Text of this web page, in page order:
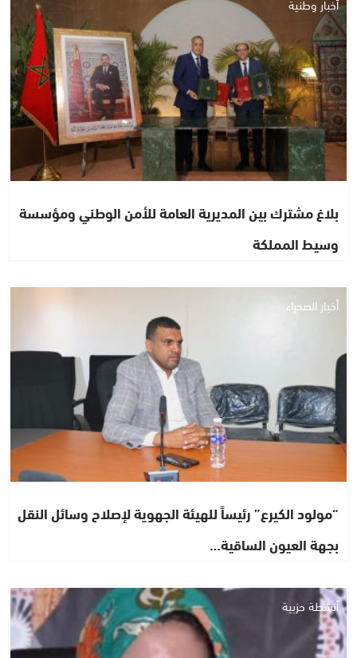
بلاغ مشترك بين المديرية العامة للأمن الوطني ومؤسسة
وسيط المملكة
أخبار الصحراء
“مولود الكيرع” رئيساً للهيئة الجهوية لإصلاح وسائل النقل
بجهة العيون الساقية…
أنشطة حزبية